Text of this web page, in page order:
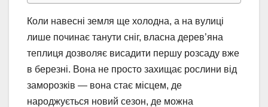
Коли навесні земля ще холодна, а на вулиці
лише починає танути сніг, власна дерев’яна
теплиця дозволяє висадити першу розсаду вже
в березні. Вона не просто захищає рослини від
заморозків — вона стає місцем, де
народжується новий сезон, де можна